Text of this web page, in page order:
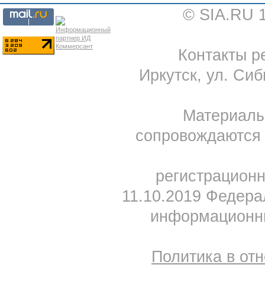
© SIA.RU
Контакты
Иркутск, ул.
11.10.2019
Политика в